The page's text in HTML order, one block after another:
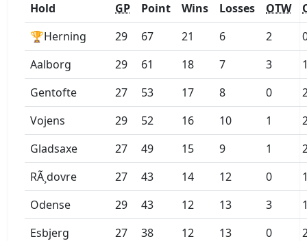
Hold GP Point Wins Losses OTW
🏆Herning
29 67 21 6 2
Aalborg
29 61 18 7 3
Gentofte
27 53 17 8 0
Vojens
29 52 16 10 1
Gladsaxe
27 49 15 9 1
RÃ¸dovre
27 43 14 12 0
Odense
29 43 12 13 3
Esbjerg
27 38 12 13 0